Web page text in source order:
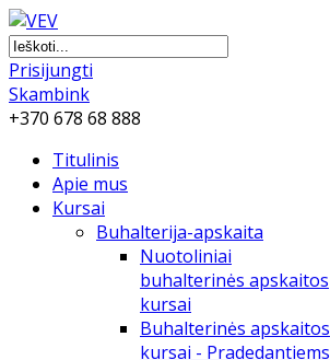
Prisijungti
Skambink
+370 678 68 888
Titulinis
Apie mus
Kursai
Buhalterija-apskaita
Nuotoliniai
buhalterinės apskaitos
kursai
Buhalterinės apskaitos
kursai - Pradedantiems